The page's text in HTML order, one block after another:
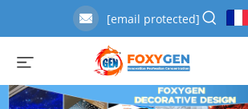
[email protected]